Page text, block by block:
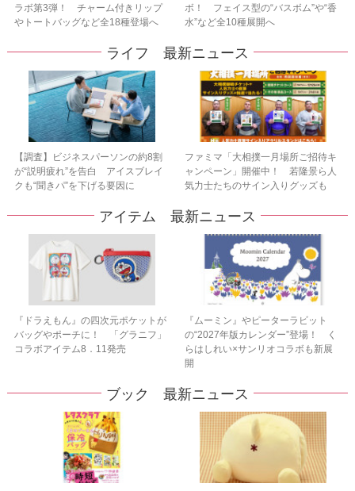
ラボ第3弾！ チャーム付きリップ
やトートバッグなど全18種登場へ
ボ！ フェイス型の“バスボム”や“香
水”など全10種展開へ
ライフ 最新ニュース
【調査】ビジネスパーソンの約8割
が“説明疲れ”を告白 アイスブレイ
クも“聞きパ”を下げる要因に
ファミマ「大相撲一月場所ご招待キ
ャンペーン」開催中！ 若隆景ら人
気力士たちのサイン入りグッズも
アイテム 最新ニュース
『ドラえもん』の四次元ポケットが
バッグやポーチに！ 「グラニフ」
コラボアイテム8．11発売
『ムーミン』やピーターラビット
の“2027年版カレンダー”登場！ く
らはしれい×サンリオコラボも新展
開
ブック 最新ニュース